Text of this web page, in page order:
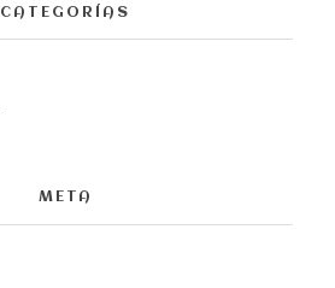
CATEGORÍAS
META